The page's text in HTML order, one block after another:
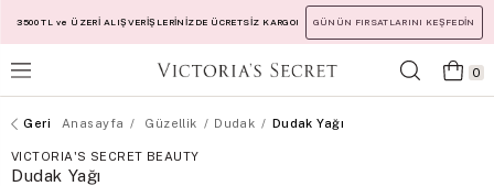
3500 TL ve ÜZERİ ALIŞVERİŞLERİNİZDE ÜCRETSİZ KARGO! GÜNÜN FIRSATLARINI KEŞFEDİN
0
Anasayfa Güzellik Dudak Dudak Yağı
VICTORIA'S SECRET BEAUTY
Dudak Yağı